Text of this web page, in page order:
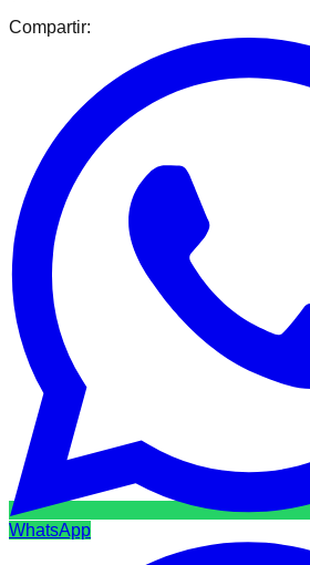
Compartir:
WhatsApp